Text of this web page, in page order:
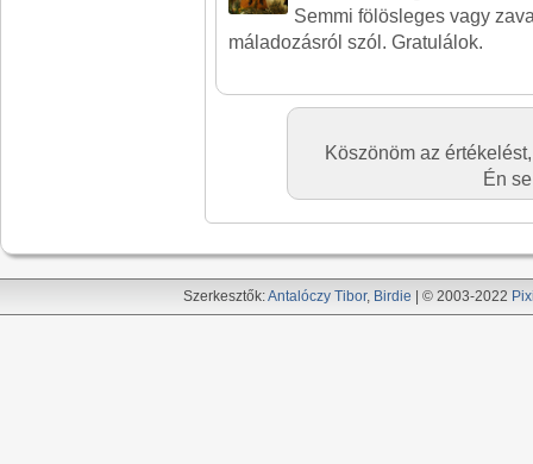
Semmi fölösleges vagy
máladozásról szól. Gratulálok.
Köszönöm az
Én
Szerkesztők:Antalóczy Tibor, Birdie | © 2003-2022